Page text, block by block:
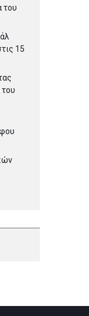
του
15
του